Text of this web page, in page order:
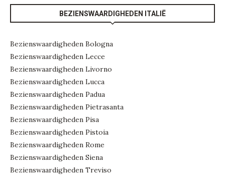
BEZIENSWAARDIGHEDEN ITALIË
Bezienswaardigheden Bologna
Bezienswaardigheden Lecce
Bezienswaardigheden Livorno
Bezienswaardigheden Lucca
Bezienswaardigheden Padua
Bezienswaardigheden Pietrasanta
Bezienswaardigheden Pisa
Bezienswaardigheden Pistoia
Bezienswaardigheden Rome
Bezienswaardigheden Siena
Bezienswaardigheden Treviso